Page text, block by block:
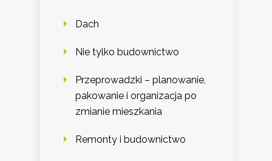
Dach
Nie tylko budownictwo
Przeprowadzki – planowanie,
pakowanie i organizacja po
zmianie mieszkania
Remonty i budownictwo